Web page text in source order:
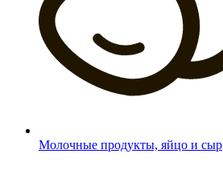
Молочные продукты, яйцо и сыр